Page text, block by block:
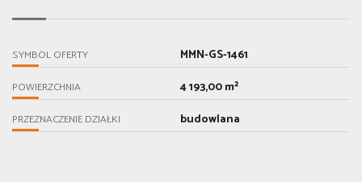
SYMBOL OFERTY MMN-GS-1461
POWIERZCHNIA 4 193,00 m²
PRZEZNACZENIE DZIAŁKI budowlana